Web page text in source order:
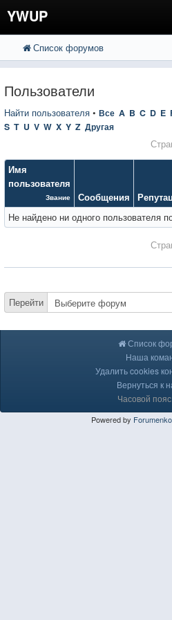
YWUP
FAQ
Вход
Список форумов
Пользователи
Найти пользователя • Все A B C D E
S T U V W X Y Z Другая
Имя
пользователя
Звание Сообщения
Не найдено ни одного пользователя
Перейти
Список
Наша
Удалить cookies
Вернуться к
Часовой
Powered by Forumenko